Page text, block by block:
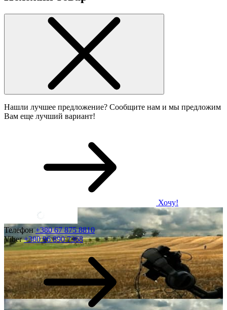
Нашли лучшее предложение? Сообщите нам и мы предложим
Вам еще лучший вариант!
Хочу!
Телефон+380 67 875 8810
Viber+380 96 890 7368